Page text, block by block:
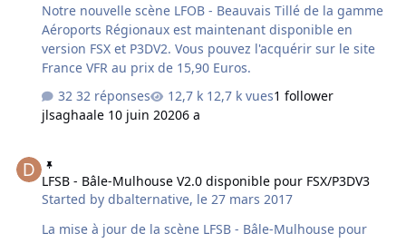
Notre nouvelle scène LFOB - Beauvais Tillé de la gamme
Aéroports Régionaux est maintenant disponible en
version FSX et P3DV2. Vous pouvez l'acquérir sur le site
France VFR au prix de 15,90 Euros.
32 réponses
12,7 k vues1 follower
jlsaghaale 10 juin 20206 a
LFSB - Bâle-Mulhouse V2.0 disponible pour FSX/P3DV3
Started bydbalternative, le 27 mars 2017
La mise à jour de la scène LFSB - Bâle-Mulhouse pour